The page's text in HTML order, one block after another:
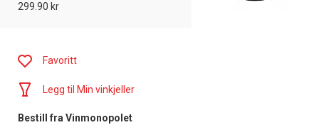
299.90 kr
Favoritt
Legg til Min vinkjeller
Bestill fra Vinmonopolet